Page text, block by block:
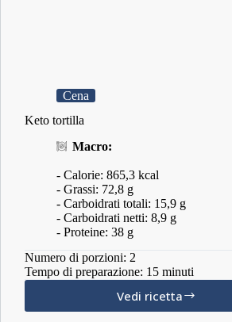
Cena
Keto tortilla
Macro:
- Calorie: 865,3 kcal
- Grassi: 72,8 g
- Carboidrati totali: 15,9 g
- Carboidrati netti: 8,9 g
- Proteine: 38 g
Numero di porzioni: 2
Tempo di preparazione: 15 minuti
Vedi ricetta
Keto